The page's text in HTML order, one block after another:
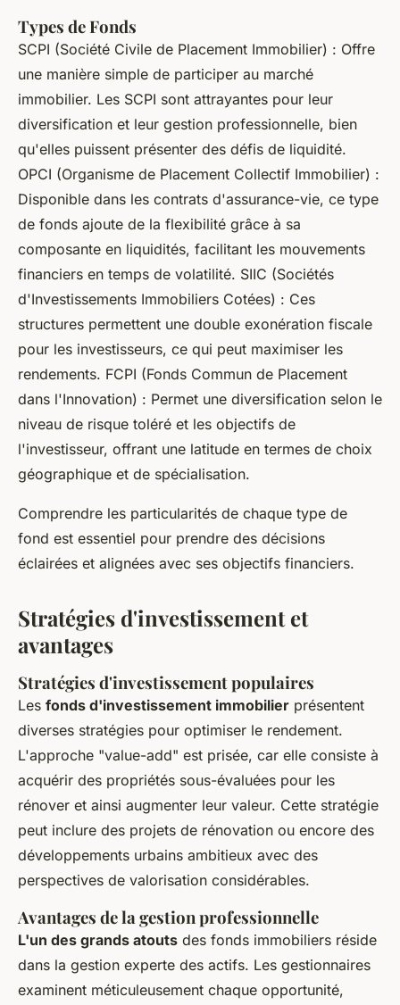
Types de Fonds
SCPI (Société Civile de Placement Immobilier) : Offre
une manière simple de participer au marché
immobilier. Les SCPI sont attrayantes pour leur
diversification et leur gestion professionnelle, bien
qu'elles puissent présenter des défis de liquidité.
OPCI (Organisme de Placement Collectif Immobilier) :
Disponible dans les contrats d'assurance-vie, ce type
de fonds ajoute de la flexibilité grâce à sa
composante en liquidités, facilitant les mouvements
financiers en temps de volatilité. SIIC (Sociétés
d'Investissements Immobiliers Cotées) : Ces
structures permettent une double exonération fiscale
pour les investisseurs, ce qui peut maximiser les
rendements. FCPI (Fonds Commun de Placement
dans l'Innovation) : Permet une diversification selon le
niveau de risque toléré et les objectifs de
l'investisseur, offrant une latitude en termes de choix
géographique et de spécialisation.
Comprendre les particularités de chaque type de
fond est essentiel pour prendre des décisions
éclairées et alignées avec ses objectifs financiers.
Stratégies d'investissement et
avantages
Stratégies d'investissement populaires
Les fonds d'investissement immobilier présentent
diverses stratégies pour optimiser le rendement.
L'approche "value-add" est prisée, car elle consiste à
acquérir des propriétés sous-évaluées pour les
rénover et ainsi augmenter leur valeur. Cette stratégie
peut inclure des projets de rénovation ou encore des
développements urbains ambitieux avec des
perspectives de valorisation considérables.
Avantages de la gestion professionnelle
L'un des grands atouts des fonds immobiliers réside
dans la gestion experte des actifs. Les gestionnaires
examinent méticuleusement chaque opportunité,